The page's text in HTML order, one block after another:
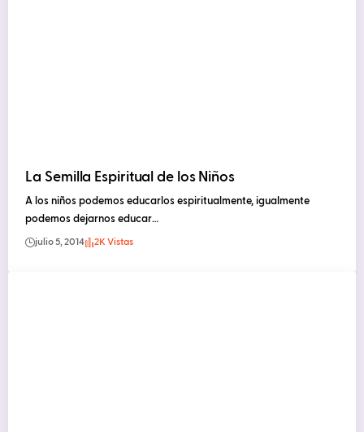
La Semilla Espiritual de los Niños
A los niños podemos educarlos espiritualmente, igualmente
podemos dejarnos educar…
julio 5, 2014 2K Vistas